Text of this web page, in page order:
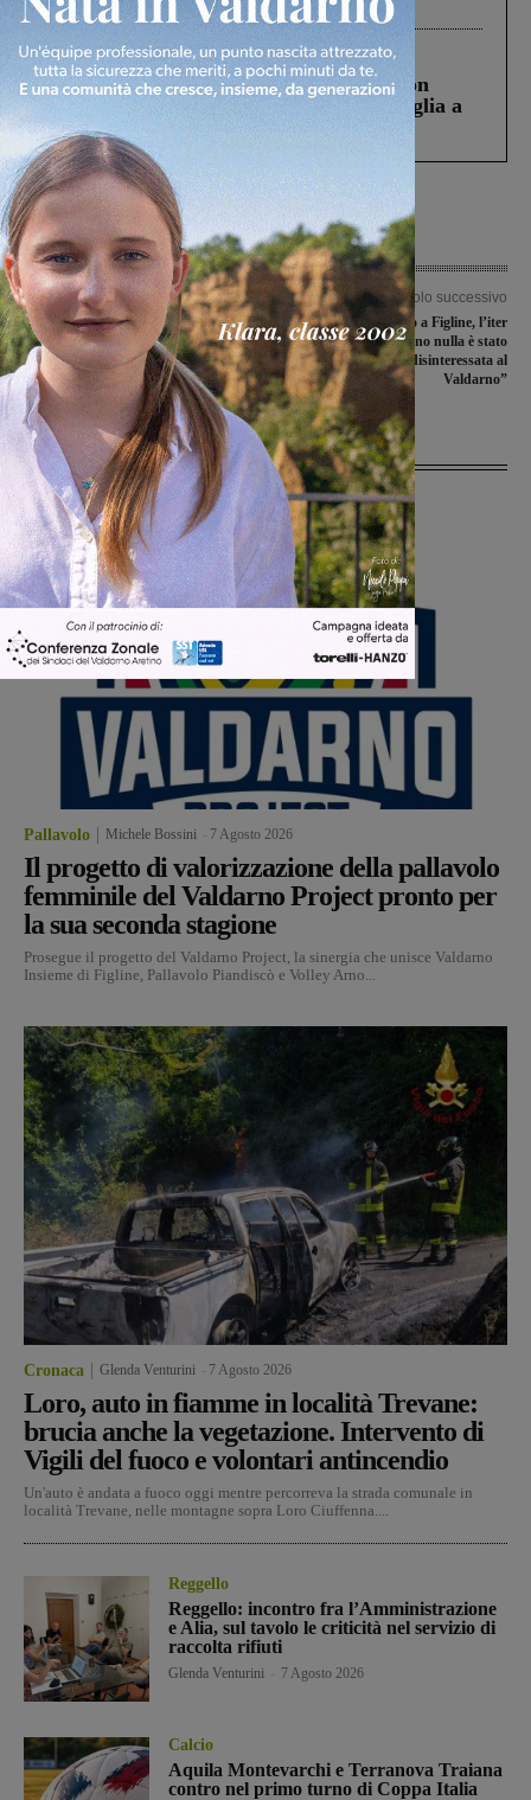
Cronaca 3 Agosto 2026
Scomparso da una struttura di Castiglion
Fiorentino l’uomo che aveva ucciso la figlia a
Levane nel 2020
Articolo precedente
Incidente sulla Poggilupi, due auto
coinvolte. Feriti liberati dai Vigili del
fuoco
Articolo successivo
Nuovo ponte sull’Arno a Figline, l’iter
slitta. Tozzi: “In un anno nulla è stato
fatto, Regione disinteressata al
Valdarno”
Ultime Notizie
Pallavolo Michele Bossini 7 Agosto 2026
Il progetto di valorizzazione della pallavolo
femminile del Valdarno Project pronto per
la sua seconda stagione
Prosegue il progetto del Valdarno Project, la sinergia che unisce Valdarno
Insieme di Figline, Pallavolo Piandiscò e Volley Arno...
Cronaca Glenda Venturini 7 Agosto 2026
Loro, auto in fiamme in località Trevane:
brucia anche la vegetazione. Intervento di
Vigili del fuoco e volontari antincendio
Un'auto è andata a fuoco oggi mentre percorreva la strada comunale in
località Trevane, nelle montagne sopra Loro Ciuffenna....
Reggello
Reggello: incontro fra l’Amministrazione
e Alia, sul tavolo le criticità nel servizio di
raccolta rifiuti
Glenda Venturini 7 Agosto 2026
Calcio
Aquila Montevarchi e Terranova Traiana
contro nel primo turno di Coppa Italia